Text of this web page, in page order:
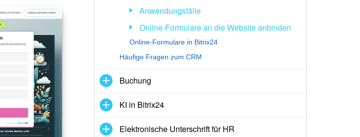
Anwendungsfälle
Online-Formulare an die Website anbinden
Online-Formulare in Bitrix24
Häufige Fragen zum CRM
Buchung
KI in Bitrix24
Elektronische Unterschrift für HR